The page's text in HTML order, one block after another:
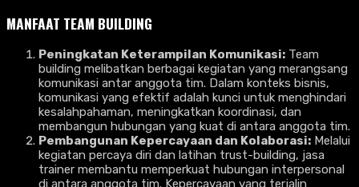
MANFAAT TEAM BUILDING
Peningkatan Keterampilan Komunikasi: Team
building melibatkan berbagai kegiatan yang merangsang
komunikasi antar anggota tim. Dalam konteks bisnis,
komunikasi yang efektif adalah kunci untuk menghindari
kesalahpahaman, meningkatkan koordinasi, dan
membangun hubungan yang kuat di antara anggota tim.
Pembangunan Kepercayaan dan Kolaborasi: Melalui
kegiatan percaya diri dan latihan trust-building, jasa
trainer membantu memperkuat hubungan interpersonal
di antara anggota tim. Kepercayaan yang terjalin